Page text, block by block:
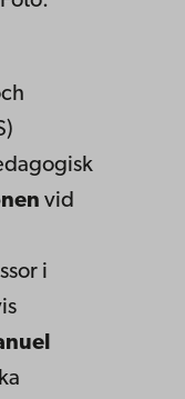
vid
i